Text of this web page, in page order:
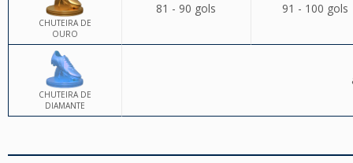
CHUTEIRA DE
OURO
81 - 90 gols 91 - 100 gols
CHUTEIRA DE
DIAMANTE